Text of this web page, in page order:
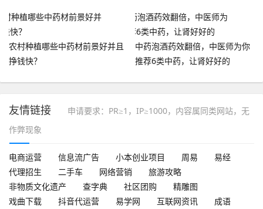
农村种植哪些中药材前景好并且
挣钱快？
中药泡酒药效翻倍，中医师为你
推荐6类中药，让肾好好的
友情链接
申请要求：PR≥1，IP≥1000，内容属同类网站，无
作弊现象
电商运营 信息流广告 小本创业项目 周易
易经
代理招生
二手车 网络营销
旅游攻略
非物质文化遗产
查字典 社区团购
精雕图
戏曲下载
抖音代运营 易学网 互联网资讯
成语